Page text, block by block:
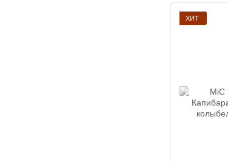
ХИТ